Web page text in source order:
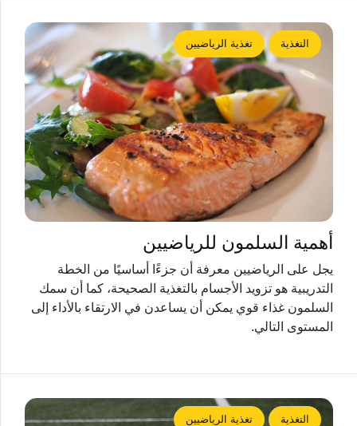
التغذية تغذية الرياضيين
أهمية السلمون للرياضيين
يجل على الرياضيين معرفة أن جزءًا أساسيًا من الخطة
التدريبية هو تزويد الأجسام بالتغذية الصحيحة، كما أن سمك
السلمون غذاء قوي يمكن أن يساعدن في الارتقاء بالأداء إلى
المستوى التالي.
التغذية تغذية الرياضيين